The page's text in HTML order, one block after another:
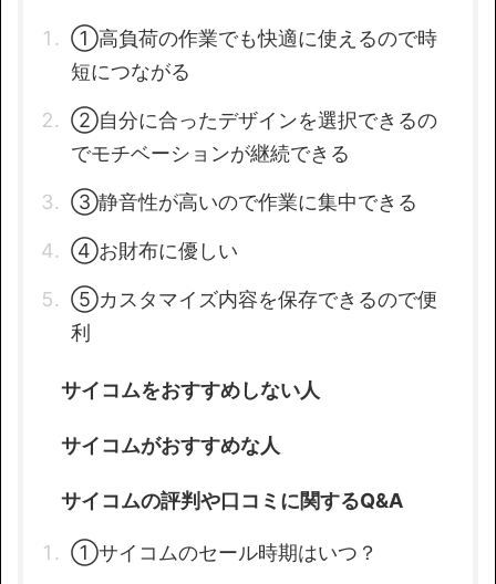
①高負荷の作業でも快適に使えるので時
短につながる
②自分に合ったデザインを選択できるの
でモチベーションが継続できる
③静音性が高いので作業に集中できる
④お財布に優しい
⑤カスタマイズ内容を保存できるので便
利
サイコムをおすすめしない人
サイコムがおすすめな人
サイコムの評判や口コミに関するQ&A
①サイコムのセール時期はいつ？